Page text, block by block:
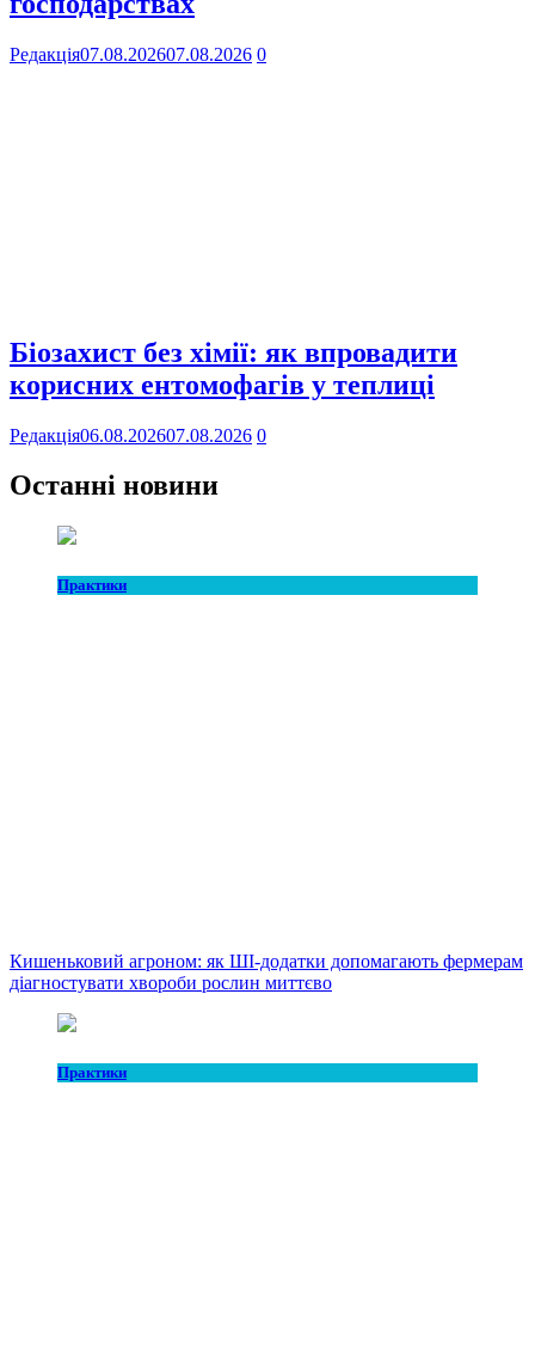
Редакція07.08.202607.08.2026 0
Біозахист без хімії: як впровадити
корисних ентомофагів у теплиці
Редакція06.08.202607.08.2026 0
Останні новини
Практики
Кишеньковий агроном: як ШІ-додатки допомагають фермерам
діагностувати хвороби рослин миттєво
Практики